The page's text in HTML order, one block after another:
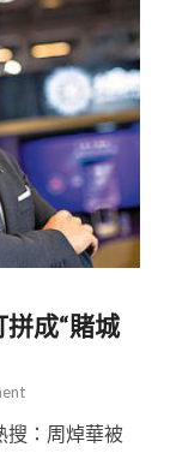
拼成“賭城
搜：周焯華被